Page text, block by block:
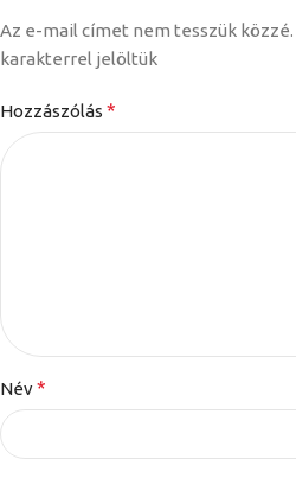
Az e-mail címet nem tesszük közzé.
karakterrel jelöltük
Hozzászólás *
Név*